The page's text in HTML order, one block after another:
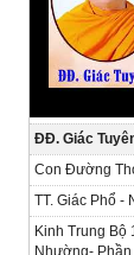
ĐĐ. Giác
Con Đường
TT. Giác Phổ -
Kinh Trung Bộ
Nhường-